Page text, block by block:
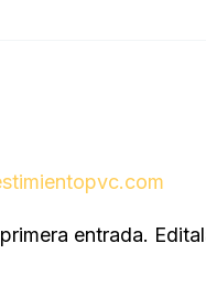
entrada.